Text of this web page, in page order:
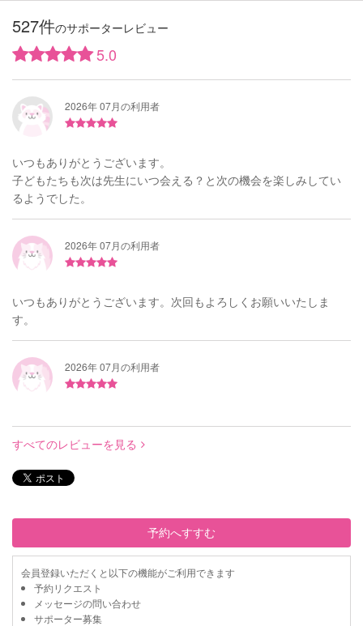
527件のサポーターレビュー
5.0
2026年 07月の利用者
いつもありがとうございます。
子どもたちも次は先生にいつ会える？と次の機会を楽しみしてい
るようでした。
2026年 07月の利用者
いつもありがとうございます。次回もよろしくお願いいたしま
す。
2026年 07月の利用者
すべてのレビューを見る
予約へすすむ
会員登録いただくと以下の機能がご利用できます
予約リクエスト
メッセージの問い合わせ
サポーター募集